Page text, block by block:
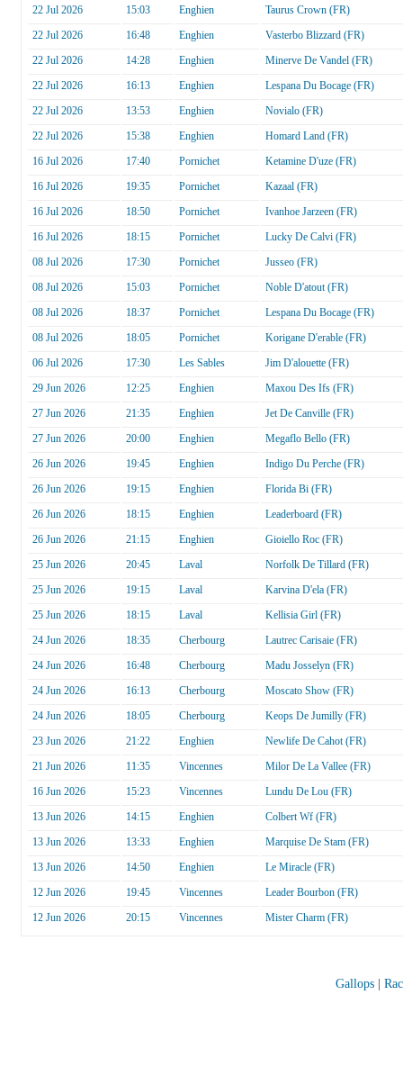
22 Jul 2026
15:03 Enghien
Taurus Crown (FR)
22 Jul 2026
16:48 Enghien
Vasterbo Blizzard (FR)
22 Jul 2026
14:28 Enghien
Minerve De Vandel (FR)
22 Jul 2026
16:13 Enghien
Lespana Du Bocage (FR)
22 Jul 2026
13:53 Enghien
Novialo (FR)
22 Jul 2026
15:38 Enghien
Homard Land (FR)
16 Jul 2026
17:40 Pornichet
Ketamine D'uze (FR)
16 Jul 2026
19:35 Pornichet
Kazaal (FR)
16 Jul 2026
18:50 Pornichet
Ivanhoe Jarzeen (FR)
16 Jul 2026
18:15 Pornichet
Lucky De Calvi (FR)
08 Jul 2026
17:30 Pornichet
Jusseo (FR)
08 Jul 2026
15:03 Pornichet
Noble D'atout (FR)
08 Jul 2026
18:37 Pornichet
Lespana Du Bocage (FR)
08 Jul 2026
18:05 Pornichet
Korigane D'erable (FR)
06 Jul 2026
17:30 Les Sables
Jim D'alouette (FR)
29 Jun 2026
12:25 Enghien
Maxou Des Ifs (FR)
27 Jun 2026
21:35 Enghien
Jet De Canville (FR)
27 Jun 2026
20:00 Enghien
Megaflo Bello (FR)
26 Jun 2026
19:45 Enghien
Indigo Du Perche (FR)
26 Jun 2026
19:15 Enghien
Florida Bi (FR)
26 Jun 2026
18:15 Enghien
Leaderboard (FR)
26 Jun 2026
21:15 Enghien
Gioiello Roc (FR)
25 Jun 2026
20:45 Laval
Norfolk De Tillard (FR)
25 Jun 2026
19:15 Laval
Karvina D'ela (FR)
25 Jun 2026
18:15 Laval
Kellisia Girl (FR)
24 Jun 2026
18:35 Cherbourg
Lautrec Carisaie (FR)
24 Jun 2026
16:48 Cherbourg
Madu Josselyn (FR)
24 Jun 2026
16:13 Cherbourg
Moscato Show (FR)
24 Jun 2026
18:05 Cherbourg
Keops De Jumilly (FR)
23 Jun 2026
21:22 Enghien
Newlife De Cahot (FR)
21 Jun 2026
11:35 Vincennes
Milor De La Vallee (FR)
16 Jun 2026
15:23 Vincennes
Lundu De Lou (FR)
13 Jun 2026
14:15 Enghien
Colbert Wf (FR)
13 Jun 2026
13:33 Enghien
Marquise De Stam (FR)
13 Jun 2026
14:50 Enghien
Le Miracle (FR)
12 Jun 2026
19:45 Vincennes
Leader Bourbon (FR)
12 Jun 2026
20:15 Vincennes Mister Charm (FR)
Gallops|